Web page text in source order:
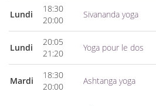
Lundi
18:30
20:00
Sivananda yoga
Lundi
20:05
21:20
Yoga pour le dos
Mardi
18:30
20:00
Ashtanga yoga